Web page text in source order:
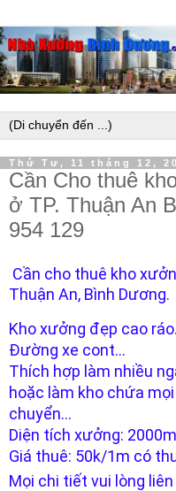
Thứ Tư, 11 tháng 12,
Cần Cho thuê
ở TP. Thuận An
954 129
Cần cho thuê kho
Thuận An, Bình Dương.
Kho xưởng đẹp cao
Đường xe cont...
Thích hợp làm nhiều
hoặc làm kho chứa
chuyển...
Diện tích xưởng:
Giá thuê: 50k/1m có
Mọi chi tiết vui lòng